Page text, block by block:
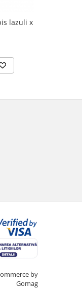
lazuli x
by
Gomag